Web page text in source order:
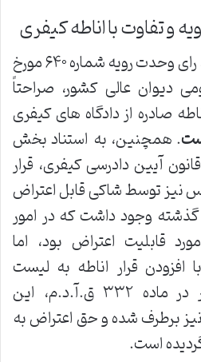
و تفاوت با اناطه کیفری
در خصوص اناطه کیفری، رای وحدت رویه شماره ۶۴۰ مورخ
عمومی دیوان عالی کشور، صراحتاً
صادره از دادگاه های کیفری
. همچنین، به استناد بخش
اخیر بند الف ماده ۲۷۰ قانون آیین دادرسی کیفری، قرار
نیز توسط شاکی قابل اعتراض
وجود داشت که در امور
قابلیت اعتراض بود، اما
قرار اناطه به لیست
قرارهای قابل تجدیدنظر در ماده ۳۳۲ ق.آ.د.م، این
برطرف شده و حق اعتراض به
است.